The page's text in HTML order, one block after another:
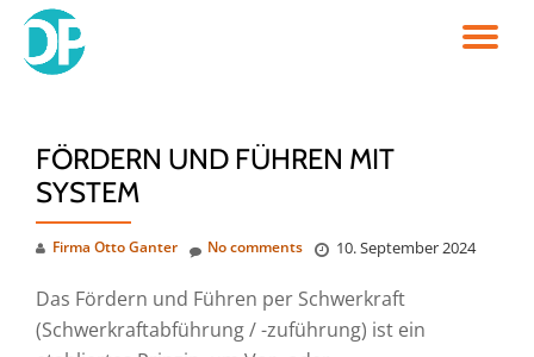
Skip
FÖRDERN UND FÜHREN MIT
SYSTEM
Firma Otto Ganter 10. September 2024
No comments
Das Fördern und Führen per Schwerkraft
(Schwerkraftabführung / -zuführung) ist ein